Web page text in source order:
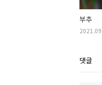
부추
댓글